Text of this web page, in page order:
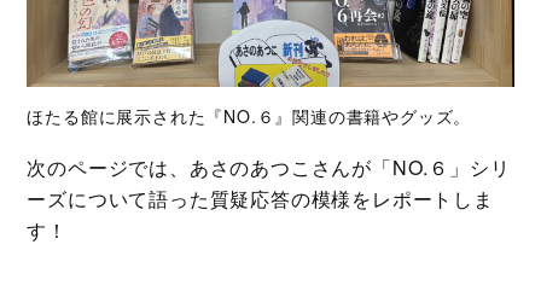
ほたる館に展示された『NO.６』関連の書籍やグッズ。
次のページでは、あさのあつこさんが「NO.６」シリ
ーズについて語った質疑応答の模様をレポートしま
す！